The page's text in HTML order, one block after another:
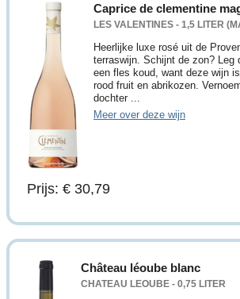
Caprice de clementine
LES VALENTINES - 1,5 LITER
Heerlijke luxe rosé uit de
terraswijn. Schijnt de zon? Leg
een fles koud, want deze wijn
rood fruit en abrikozen.
dochter ...
Meer over deze wijn
Prijs: € 30,79
Château léoube blanc
CHATEAU LEOUBE - 0,75 LITER